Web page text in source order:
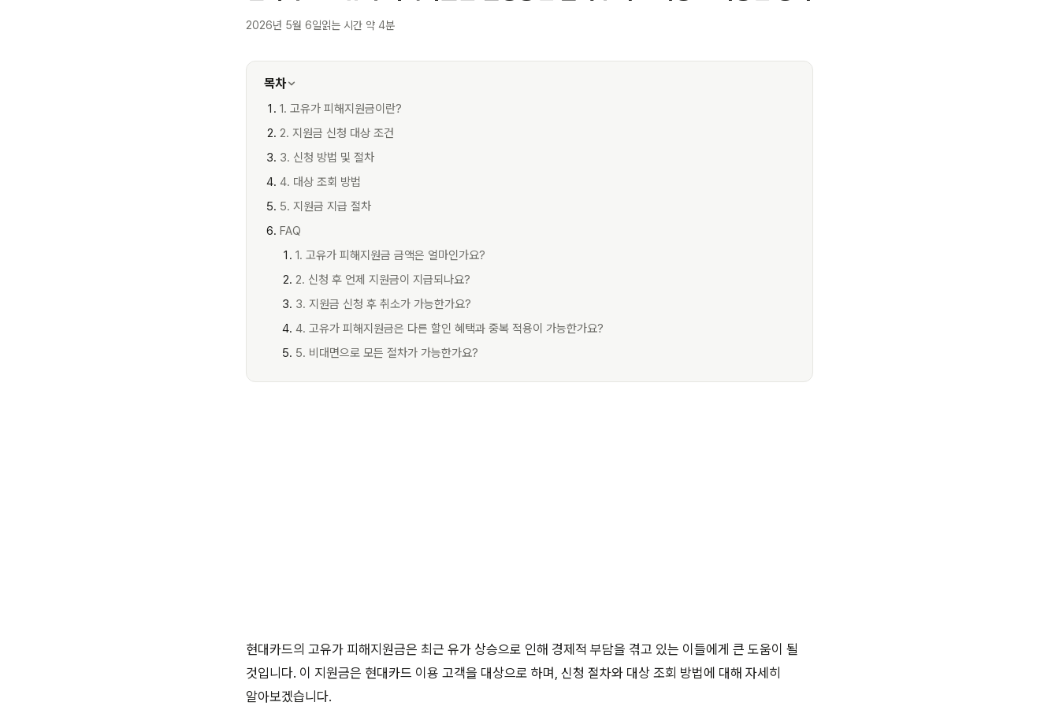
2026년 5월 6일읽는 시간 약 4분
목차
1. 고유가 피해지원금이란?
2. 지원금 신청 대상 조건
3. 신청 방법 및 절차
4. 대상 조회 방법
5. 지원금 지급 절차
FAQ
1. 고유가 피해지원금 금액은 얼마인가요?
2. 신청 후 언제 지원금이 지급되나요?
3. 지원금 신청 후 취소가 가능한가요?
4. 고유가 피해지원금은 다른 할인 혜택과 중복 적용이 가능한가요?
5. 비대면으로 모든 절차가 가능한가요?
현대카드의 고유가 피해지원금은 최근 유가 상승으로 인해 경제적 부담을 겪고 있는 이들에게 큰 도움이 될
것입니다. 이 지원금은 현대카드 이용 고객을 대상으로 하며, 신청 절차와 대상 조회 방법에 대해 자세히
알아보겠습니다.